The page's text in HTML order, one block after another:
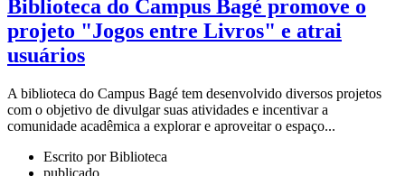
Biblioteca do Campus Bagé promove o
projeto "Jogos entre Livros" e atrai
usuários
A biblioteca do Campus Bagé tem desenvolvido diversos projetos
com o objetivo de divulgar suas atividades e incentivar a
comunidade acadêmica a explorar e aproveitar o espaço...
Escrito por Biblioteca
publicado